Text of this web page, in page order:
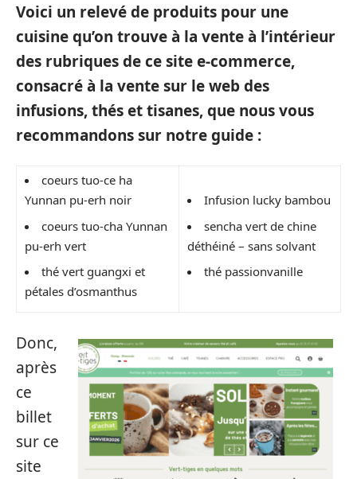
Voici un relevé de produits pour une
cuisine qu’on trouve à la vente à l’intérieur
des rubriques de ce site e-commerce,
consacré à la vente sur le web des
infusions, thés et tisanes, que nous vous
recommandons sur notre guide :
coeurs tuo-ce ha
Yunnan pu-erh noir
coeurs tuo-cha Yunnan
pu-erh vert
thé vert guangxi et
pétales d’osmanthus
Infusion lucky bambou
sencha vert de chine
déthéiné – sans solvant
thé passionvanille
Donc,
après
ce
billet
sur ce
site